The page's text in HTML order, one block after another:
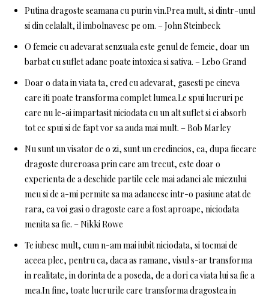
Putina dragoste seamana cu purin vin.Prea mult, si dintr-unul
si din celalalt, il imbolnavesc pe om. – John Steinbeck
O femeie cu adevarat senzuala este genul de femeie, doar un
barbat cu suflet adanc poate intoxica si sativa. – Lebo Grand
Doar o data in viata ta, cred cu adevarat, gasesti pe cineva
care iti poate transforma complet lumea.Le spui lucruri pe
care nu le-ai impartasit niciodata cu un alt suflet si ei absorb
tot ce spui si de fapt vor sa auda mai mult. – Bob Marley
Nu sunt un visator de o zi, sunt un credincios, ca, dupa fiecare
dragoste dureroasa prin care am trecut, este doar o
experienta de a deschide partile cele mai adanci ale miezului
meu si de a-mi permite sa ma adancesc intr-o pasiune atat de
rara, ca voi gasi o dragoste care a fost aproape, niciodata
menita sa fie. – Nikki Rowe
Te iubesc mult, cum n-am mai iubit niciodata, si tocmai de
aceea plec, pentru ca, daca as ramane, visul s-ar transforma
in realitate, in dorinta de a poseda, de a dori ca viata lui sa fie a
mea.In fine, toate lucrurile care transforma dragostea in